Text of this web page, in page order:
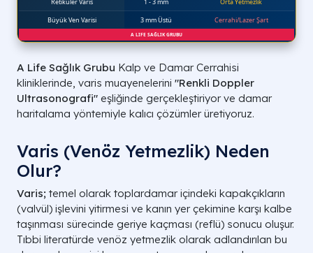
A Life Sağlık Grubu Kalp ve Damar Cerrahisi
kliniklerinde, varis muayenelerini "Renkli Doppler
Ultrasonografi" eşliğinde gerçekleştiriyor ve damar
haritalama yöntemiyle kalıcı çözümler üretiyoruz.
Varis (Venöz Yetmezlik) Neden
Olur?
Varis; temel olarak toplardamar içindeki kapakçıkların
(valvül) işlevini yitirmesi ve kanın yer çekimine karşı kalbe
taşınması sürecinde geriye kaçması (reflü) sonucu oluşur.
Tıbbi literatürde venöz yetmezlik olarak adlandırılan bu